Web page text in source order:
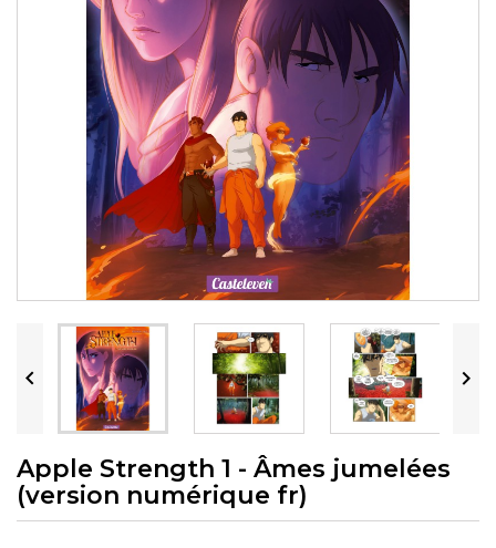
 
Apple Strength 1 - Âmes jumelées
(version numérique fr)